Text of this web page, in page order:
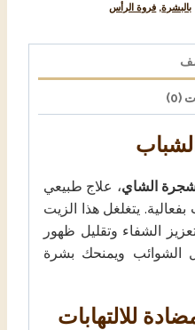
بالبشرة, فروة الرأس
(0)
الشاي، علاج طبيعي
يتغلغل هذا الزيت
الشفاء وتقليل ظهور
الشوائب ويمنحك بشرة
للالتهابات